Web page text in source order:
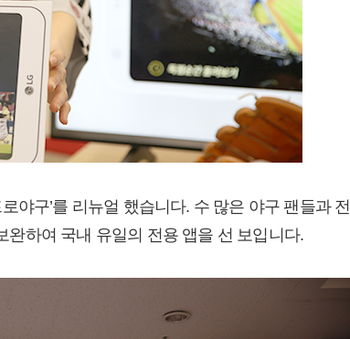
야구’를 리뉴얼 했습니다. 수 많은 야구 팬들과 전
하여 국내 유일의 전용 앱을 선 보입니다.